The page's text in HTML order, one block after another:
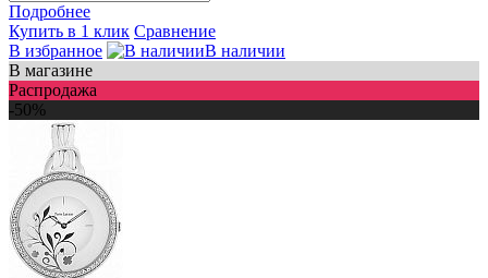
Подробнее
Купить в 1 клик Сравнение
В избранное
В наличии
В магазине
Распродажа
-50%